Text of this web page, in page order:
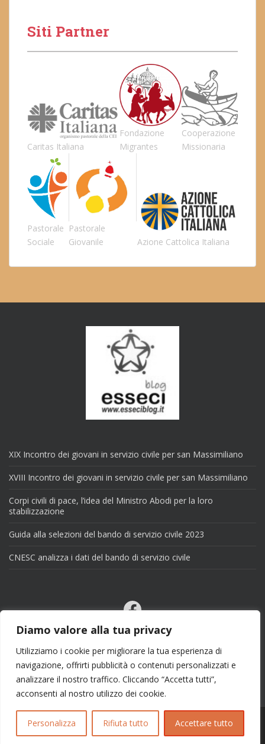
Diamo valore alla tua privacy
Utilizziamo i cookie per migliorare la tua esperienza di
navigazione, offrirti pubblicità o contenuti personalizzati e
analizzare il nostro traffico. Cliccando “Accetta tutti”,
acconsenti al nostro utilizzo dei cookie.
Personalizza Rifiuta tutto Accettare tutto
Siti Partner
Caritas Italiana
Fondazione
Migrantes
Cooperazione
Missionaria
Pastorale
Sociale
Pastorale
Giovanile
Azione Cattolica Italiana
XIX Incontro dei giovani in servizio civile per san Massimiliano
XVIII Incontro dei giovani in servizio civile per san Massimiliano
Corpi civili di pace, l’idea del Ministro Abodi per la loro
stabilizzazione
Guida alla selezioni del bando di servizio civile 2023
CNESC analizza i dati del bando di servizio civile
Facebook
Email
X
Copyright 2025 | info@esseciblog.it | Tema perColorlibDisegnato da
WordPress